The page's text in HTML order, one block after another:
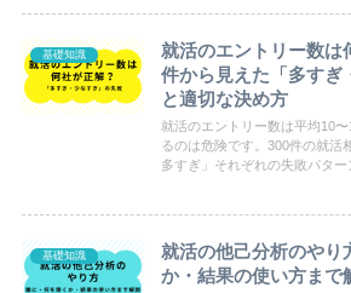
基礎知識
就活のエントリー数は
件から見えた「多すぎ
と適切な決め方
就活のエントリー数は平均10
るのは危険です。300件の就活
多すぎ」それぞれの失敗パター
基礎知識
就活の他己分析のやり
か・結果の使い方まで